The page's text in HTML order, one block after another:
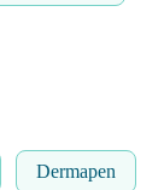
Dermapen